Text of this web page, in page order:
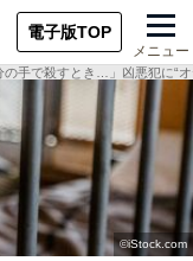
電子版TOP
メニュー
の手で殺すとき…」凶悪犯に“